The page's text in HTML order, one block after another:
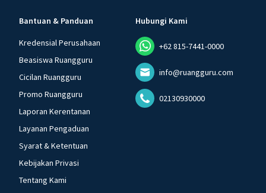
Bantuan & Panduan
Kredensial Perusahaan
Beasiswa Ruangguru
Cicilan Ruangguru
Promo Ruangguru
Laporan Kerentanan
Layanan Pengaduan
Syarat & Ketentuan
Kebijakan Privasi
Tentang Kami
Hubungi Kami
+62 815-7441-0000
info@ruangguru.com
02130930000